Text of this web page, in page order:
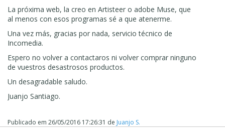
La próxima web, la creo en Artisteer o adobe Muse, que
al menos con esos programas sé a que atenerme.
Una vez más, gracias por nada, servicio técnico de
Incomedia.
Espero no volver a contactaros ni volver comprar ninguno
de vuestros desastrosos productos.
Un desagradable saludo.
Juanjo Santiago.
Publicado em 26/05/2016 17:26:31 de Juanjo S.